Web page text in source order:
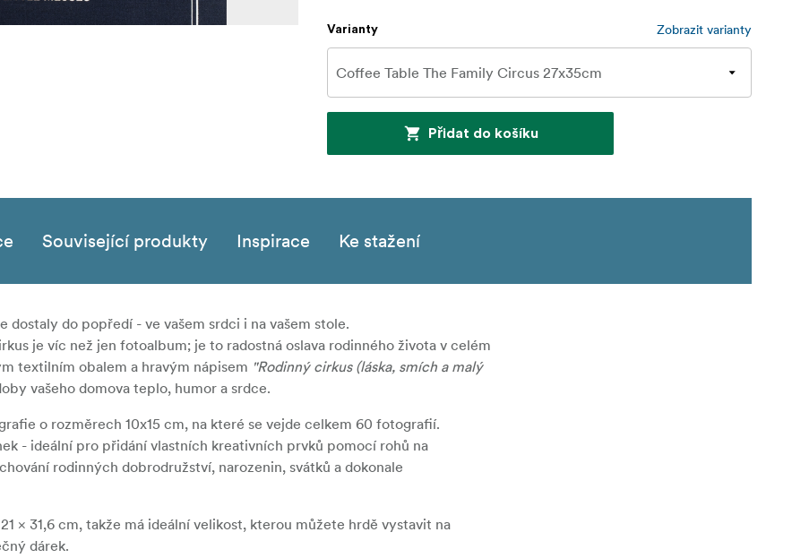
Varianty Zobrazit varianty
Přidat do košíku
Související produkty Inspirace Ke stažení
do popředí - ve vašem srdci i na vašem stole.
je víc než jen fotoalbum; je to radostná oslava rodinného života v celém
textilním obalem a hravým nápisem "Rodinný cirkus (láska, smích a malý
vašeho domova teplo, humor a srdce.
o rozměrech 10x15 cm, na které se vejde celkem 60 fotografií.
- ideální pro přidání vlastních kreativních prvků pomocí rohů na
rodinných dobrodružství, narozenin, svátků a dokonale
21 × 31,6 cm, takže má ideální velikost, kterou můžete hrdě vystavit na
dárek.